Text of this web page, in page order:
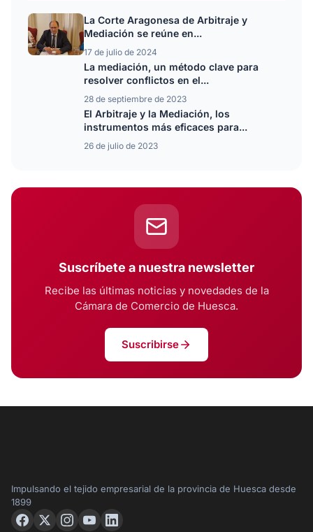
La Corte Aragonesa de Arbitraje y
Mediación se reúne en...
17 de julio de 2024
La mediación, un método clave para
resolver conflictos en el...
28 de septiembre de 2023
El Arbitraje y la Mediación, los
instrumentos más eficaces para...
26 de julio de 2023
Suscríbete a nuestra newsletter
Recibe las últimas noticias y novedades de la
Cámara de Comercio de Huesca.
Suscribirse
Impulsando el tejido empresarial de la provincia de Huesca desde
1899